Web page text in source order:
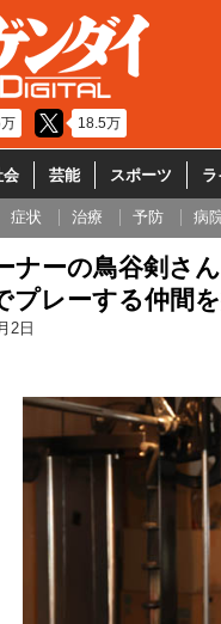
18.5万
会 芸能 スポーツ ラ
症状 治療 予防 病
ナーの鳥谷剣さ
プレーする仲間
2日